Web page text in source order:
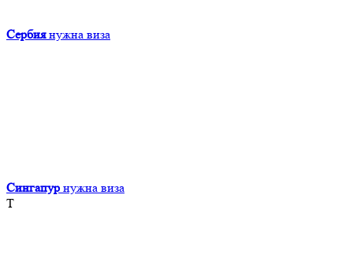
Сербия нужна виза
Сингапур нужна виза
Т